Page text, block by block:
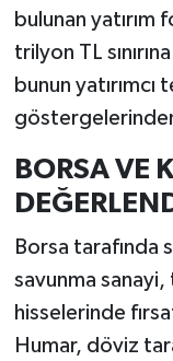
bulunan yatırım
trilyon TL
bunun
BORSA VE
Borsa tarafında
savunma
hisselerinde
Humar, döviz